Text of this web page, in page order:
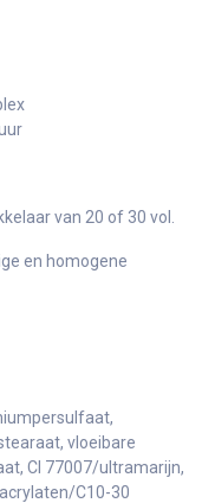
van 20 of 30 vol.
en homogene
vloeibare
CI 77007/ultramarijn,
C10-30